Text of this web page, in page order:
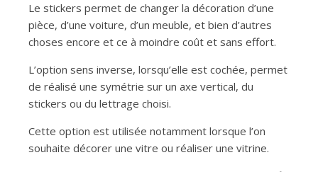
Le stickers permet de changer la décoration d’une
pièce, d’une voiture, d’un meuble, et bien d’autres
choses encore et ce à moindre coût et sans effort.
L’option sens inverse, lorsqu’elle est cochée, permet
de réalisé une symétrie sur un axe vertical, du
stickers ou du lettrage choisi.
Cette option est utilisée notamment lorsque l’on
souhaite décorer une vitre ou réaliser une vitrine.